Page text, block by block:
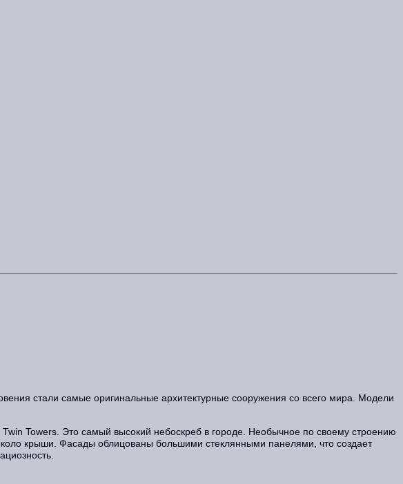
стали самые оригинальные архитектурные сооружения со всего мира. Модели
Towers. Это самый высокий небоскреб в городе. Необычное по своему строению
крыши. Фасады облицованы большими стеклянными панелями, что создает